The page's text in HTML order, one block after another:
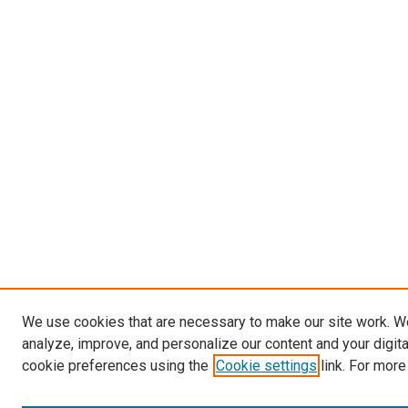
We use cookies that are necessary to make our site work.
analyze, improve, and personalize our content and your
cookie preferences using the Cookie settings link. For